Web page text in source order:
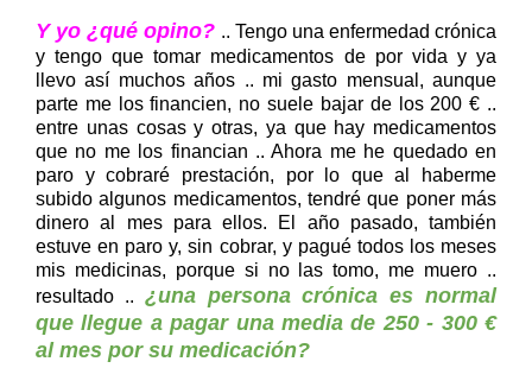
Y yo ¿qué opino? .. Tengo una enfermedad crónica
y tengo que tomar medicamentos de por vida y ya
llevo así muchos años .. mi gasto mensual, aunque
parte me los financien, no suele bajar de los 200 € ..
entre unas cosas y otras, ya que hay medicamentos
que no me los financian .. Ahora me he quedado en
paro y cobraré prestación, por lo que al haberme
subido algunos medicamentos, tendré que poner más
dinero al mes para ellos. El año pasado, también
estuve en paro y, sin cobrar, y pagué todos los meses
mis medicinas, porque si no las tomo, me muero ..
resultado .. ¿una persona crónica es normal
que llegue a pagar una media de 250 - 300 €
al mes por su medicación?